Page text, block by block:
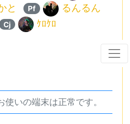
と Pf るんるん
Cj ｹﾛｹﾛ
使いの端末は正常です。